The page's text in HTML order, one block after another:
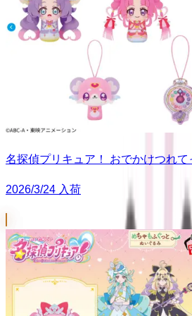
名探偵プリキュア！ おでかけつれて
2026/3/24 入荷